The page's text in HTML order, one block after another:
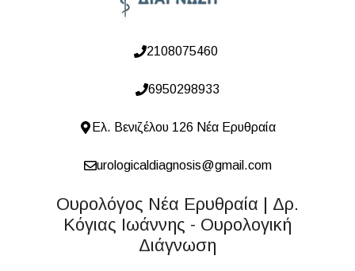
2108075460
6950298933
Ελ. Βενιζέλου 126 Νέα Ερυθραία
urologicaldiagnosis@gmail.com
Ουρολόγος Νέα Ερυθραία | Δρ.
Κόγιας Ιωάννης - Ουρολογική
Διάγνωση